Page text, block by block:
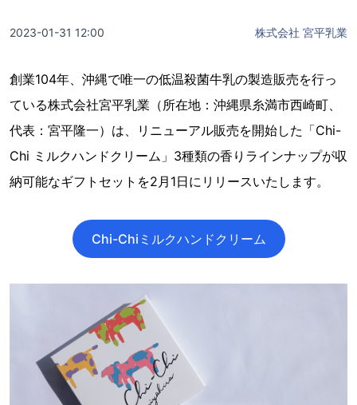
2023-01-31 12:00 株式会社 宮平乳業
創業104年、沖縄で唯一の低温殺菌牛乳の製造販売を行っ
ている株式会社宮平乳業（所在地：沖縄県糸満市西崎町、
代表：宮平隆一）は、リニューアル販売を開始した「Chi-
Chi ミルクハンドクリーム」3種類の香りラインナップが収
納可能なギフトセットを2月1日にリリースいたします。
Chi-Chiミルクハンドクリーム